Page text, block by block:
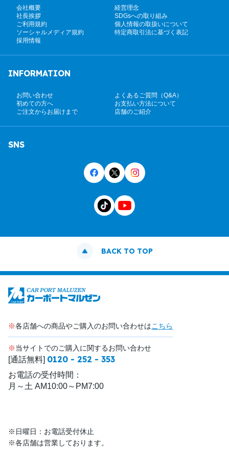
会社概要
経営理念
社長挨拶
SDGsへの取り組み
ご利用規約
個人情報の取扱いについて
ソーシャルメディア規約
特定商取引法に基づく表記
採用情報
INFORMATION
お問い合わせ
よくあるご質問（Q&A）
初めての方へ
お支払い方法について
ご注文からお届けまで
店舗のご紹介
SNS
BACK TO TOP
※各店舗への商品やご購入のお問い合わせはこちら
※当サイトでのご購入に関するお問い合わせ
[通話無料] 0120 - 252 - 353
お電話の受付時間：
月～土 AM10:00～PM7:00
※日曜日：お電話受付休止
※各店舗は営業しております。